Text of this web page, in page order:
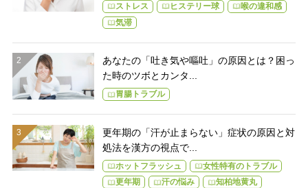
ストレス ヒステリー球
喉の違和感
気滞
あなたの「吐き気や嘔吐」の原因とは？困っ
た時のツボとカンタ...
胃腸トラブル
更年期の「汗が止まらない」症状の原因と対
処法を漢方の視点で...
ホットフラッシュ
女性特有のトラブル
更年期
汗の悩み 知柏地黄丸